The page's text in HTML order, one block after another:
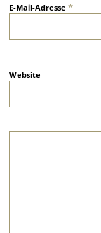
E-Mail-Adresse*
Website